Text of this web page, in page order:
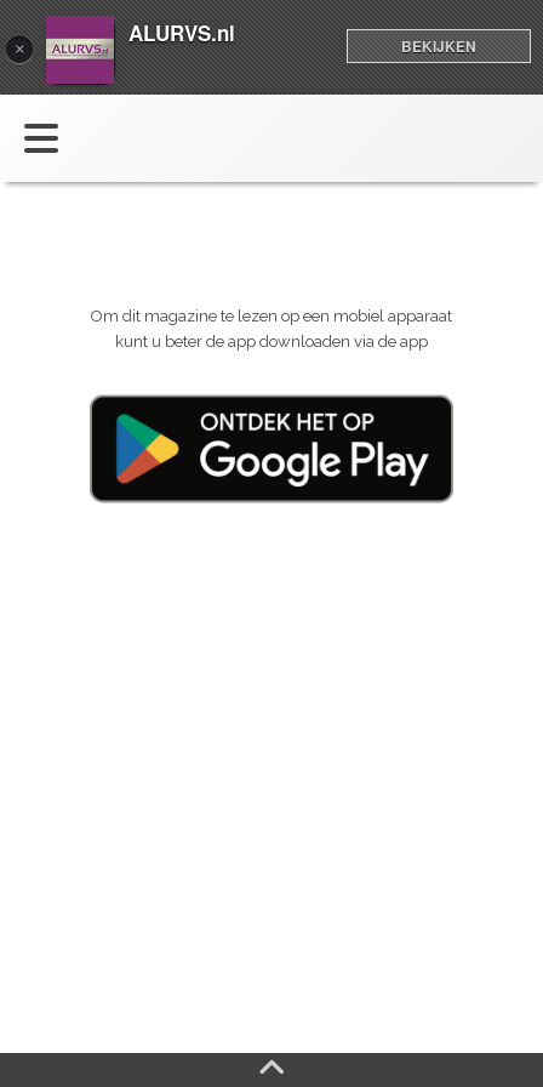
×
ALURVS.nl BEKIJKEN
Om dit magazine te lezen op een mobiel apparaat
kunt u beter de app downloaden via de app